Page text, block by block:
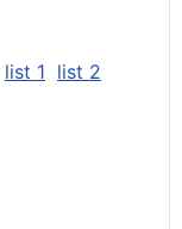
list 1 list 2